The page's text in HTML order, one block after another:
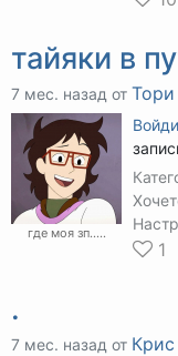
тайяки в
7 мес. назад от Тори
где моя зп.....
1
.
7 мес. назад от Крис